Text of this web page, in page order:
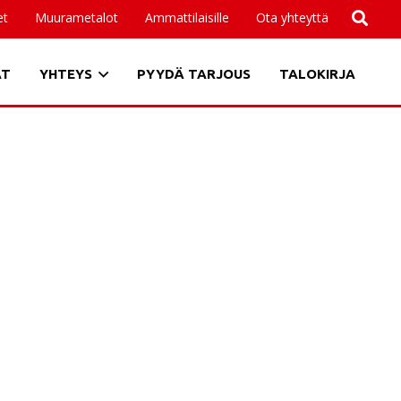
Muurametalot Ammattilaisille Ota yhteyttä
YHTEYS PYYDÄ TARJOUS TALOKIRJA